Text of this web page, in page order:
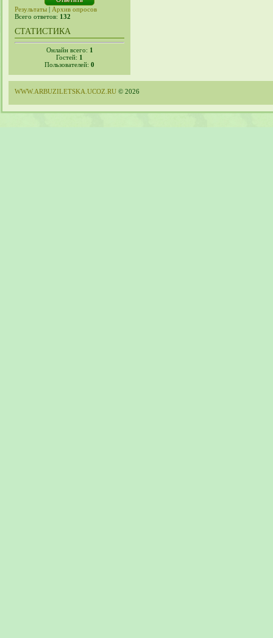
Результаты | Архив опросов
Всего ответов: 132
СТАТИСТИКА
Онлайн всего: 1
Гостей: 1
Пользователей: 0
WWW.ARBUZILETSKA.UCOZ.RU © 2026